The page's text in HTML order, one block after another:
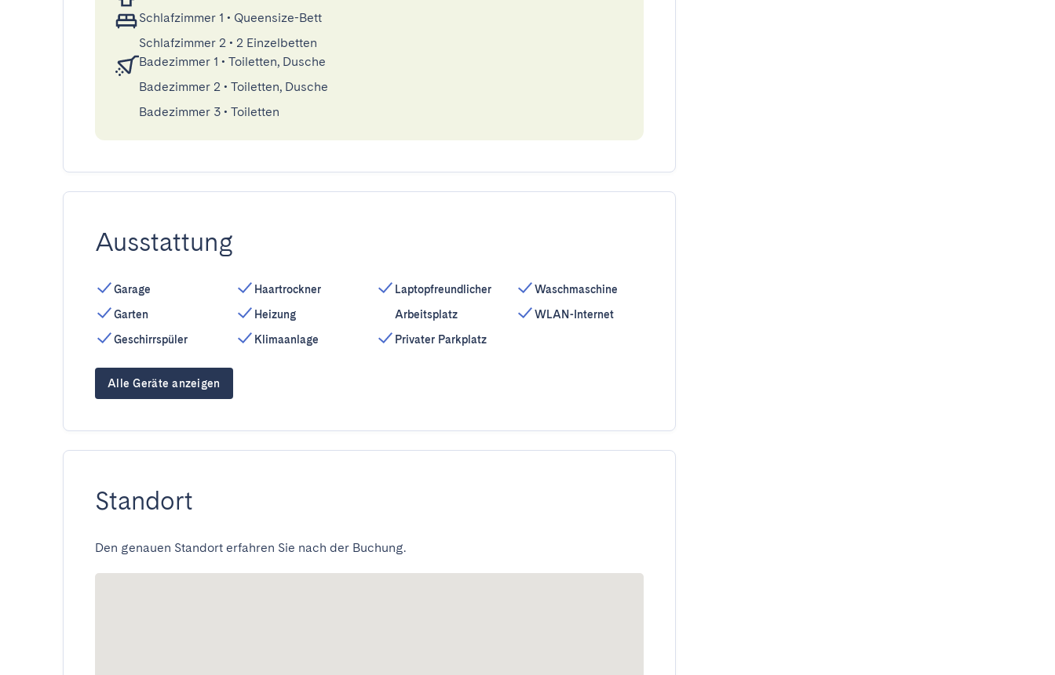
Schlafzimmer 1 • Queensize-Bett
Schlafzimmer 2 • 2 Einzelbetten
Badezimmer 1 • Toiletten, Dusche
Badezimmer 2 • Toiletten, Dusche
Badezimmer 3 • Toiletten
Ausstattung
Garage
Garten
Geschirrspüler
Haartrockner
Heizung
Klimaanlage
Laptopfreundlicher
Arbeitsplatz
Privater Parkplatz
Waschmaschine
WLAN-Internet
Alle Geräte anzeigen
Standort
Den genauen Standort erfahren Sie nach der Buchung.